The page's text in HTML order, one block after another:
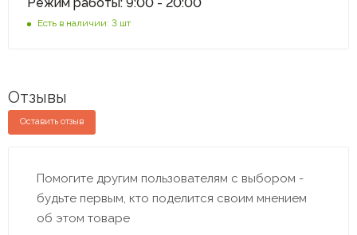
Есть в наличии: 3 шт
Отзывы
Оставить отзыв
Помогите другим пользователям с выбором -
будьте первым, кто поделится своим мнением
об этом товаре